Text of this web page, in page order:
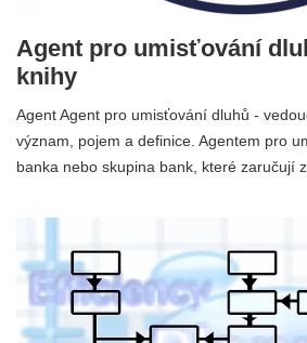
Agent pro umisťování
knihy
Agent Agent pro umisťování dluhů -
význam, pojem a definice. Agentem pro
banka nebo skupina bank, které zaručují